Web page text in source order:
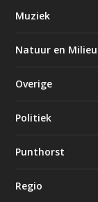
Muziek
Natuur en Milieu
Overige
Politiek
Punthorst
Regio